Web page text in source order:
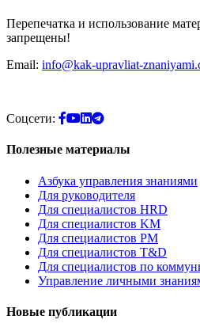
Перепечатка и использование
запрещены!
Email: info@kak-upravliat-
Соцсети:
Полезные материалы
Азбука управления знаниями
Для руководителя
Для специалистов HRD
Для специалистов KM
Для специалистов PM
Для специалистов T&D
Для специалистов по
Управление личными
Новые публикации